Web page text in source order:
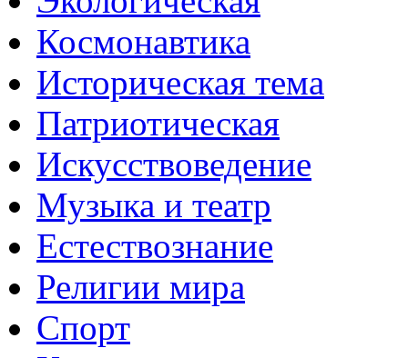
Космонавтика
Историческая тема
Патриотическая
Искусствоведение
Музыка и театр
Естествознание
Религии мира
Спорт